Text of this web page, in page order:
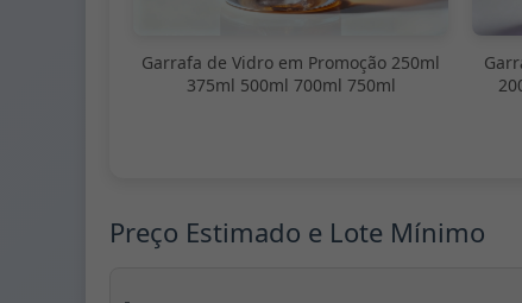
Garrafa de Vidro em Promoção 250ml
375ml 500ml 700ml 750ml
Preço Estimado e Lote Mínimo